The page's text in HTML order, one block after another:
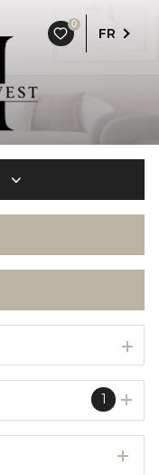
0
FR
1